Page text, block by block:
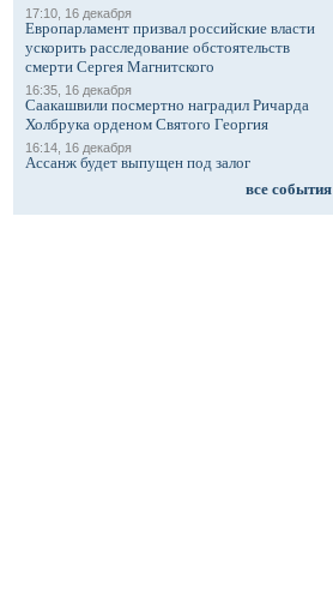
17:10, 16 декабря
Европарламент призвал российские власти
ускорить расследование обстоятельств
смерти Сергея Магнитского
16:35, 16 декабря
Саакашвили посмертно наградил Ричарда
Холбрука орденом Святого Георгия
16:14, 16 декабря
Ассанж будет выпущен под залог
все события